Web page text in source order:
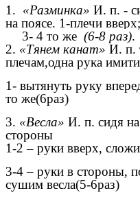
1. «Разминка» И. п. -
на поясе. 1-плечи
3- 4 то же (6-8 раз).
2. «Тянем канат» И. п.
плечам,одна рука
1- вытянуть руку
то же(6раз)
3. «Весла» И. п. сидя
стороны
1-2 – руки вверх,
3-4 – руки в стороны,
сушим весла(5-6раз)